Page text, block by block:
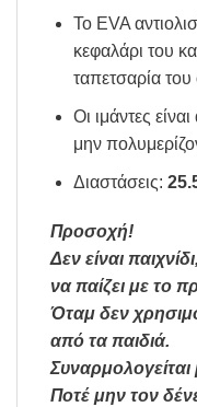
Το EVA
κεφαλάρι του
ταπετσαρία του
Οι ιμάντες
μην
Διαστάσεις:
Προσοχή!
Δεν είναι
να παίζει με το
Όταμ δεν
από τα παιδιά.
Ποτέ μην τον